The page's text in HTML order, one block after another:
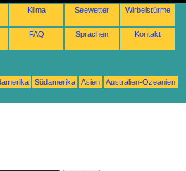
Klima Seewetter Wirbelstürme
FAQ Sprachen Kontakt
Südamerika Asien
Australien-Ozeanien